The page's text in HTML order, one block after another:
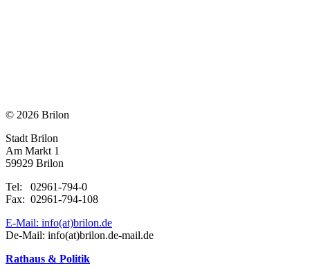
© 2026 Brilon
Stadt Brilon
Am Markt 1
59929 Brilon
Tel: 02961-794-0
Fax: 02961-794-108
E-Mail: info(at)brilon.de
De-Mail: info(at)brilon.de-mail.de
Rathaus & Politik